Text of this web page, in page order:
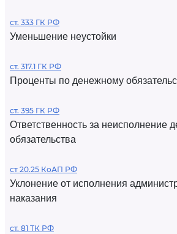
ст. 333 ГК РФ
Уменьшение неустойки
ст. 317.1 ГК РФ
Проценты по денежному
ст. 395 ГК РФ
Ответственность за неисполнение
обязательства
ст 20.25 КоАП РФ
Уклонение от исполнения
наказания
ст. 81 ТК РФ